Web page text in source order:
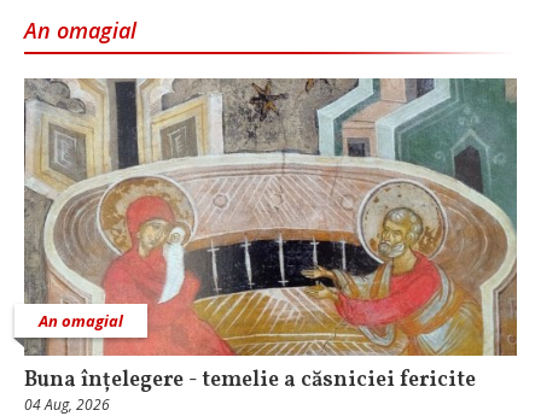
An omagial
An omagial
Buna înțelegere - temelie a căsniciei fericite
04 Aug, 2026